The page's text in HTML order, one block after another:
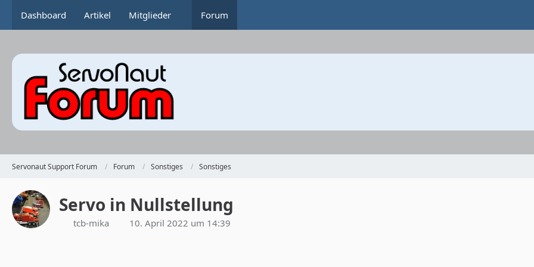
Dashboard Artikel Mitglieder Forum
Servonaut Support Forum Forum Sonstiges Sonstiges
Servo in Nullstellung
tcb-mika 10. April 2022 um 14:39